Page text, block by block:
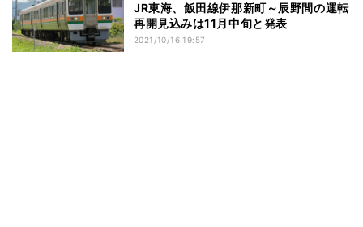
JR東海、飯田線伊那新町～辰野間の運転
再開見込みは11月中旬と発表
2021/10/16 19:57